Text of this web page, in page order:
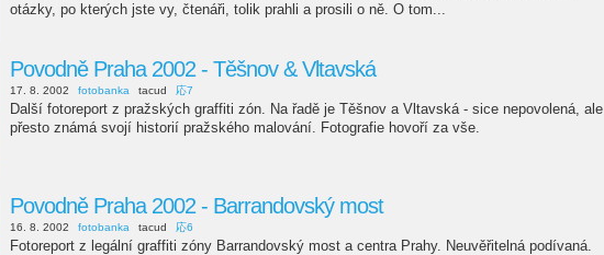
otázky, po kterých jste vy, čtenáři, tolik prahli a prosili o ně. O tom...
Povodně Praha 2002 - Těšnov & Vltavská
17. 8. 2002 fotobanka tacud 応7
Další fotoreport z pražských graffiti zón. Na řadě je Těšnov a Vltavská - sice nepovolená, ale
přesto známá svojí historií pražského malování. Fotografie hovoří za vše.
Povodně Praha 2002 - Barrandovský most
16. 8. 2002 fotobanka tacud 応6
Fotoreport z legální graffiti zóny Barrandovský most a centra Prahy. Neuvěřitelná podívaná.